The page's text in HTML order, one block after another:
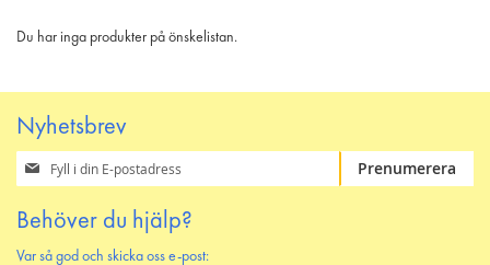
Du har inga produkter på önskelistan.
Nyhetsbrev
Prenumerera
på
nyhetsbrev
Prenumerera
Behöver du hjälp?
Var så god och skicka oss e-post: